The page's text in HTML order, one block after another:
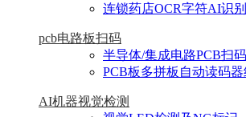
连锁药店OCR字符AI识
pcb电路板扫码
半导体/集成电路PCB扫码
PCB板多拼板自动读码器
AI机器视觉检测